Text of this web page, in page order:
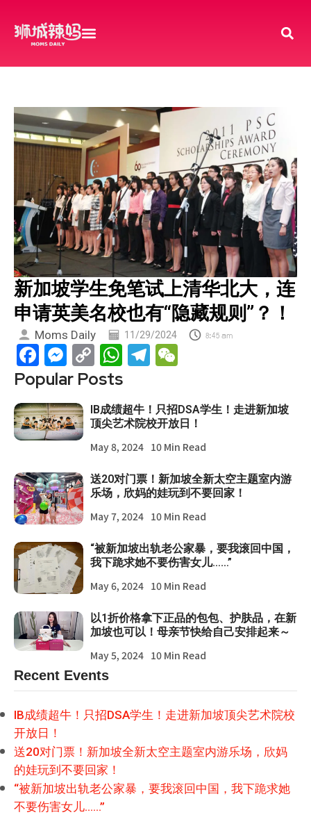
新加坡学生免笔试上清华北大，连
申请英美名校也有“隐藏规则”？！
Moms Daily 11/29/2024 8:45 am
Facebook
Messenger
Copy
Link
WhatsApp
Telegram
Popular Posts
IB成绩超牛！只招DSA学生！走进新加坡
顶尖艺术院校开放日！
May 8, 2024 10 Min Read
送20对门票！新加坡全新太空主题室内游
乐场，欣妈的娃玩到不要回家！
May 7, 2024 10 Min Read
“被新加坡出轨老公家暴，要我滚回中国，
我下跪求她不要伤害女儿……”
May 6, 2024 10 Min Read
以1折价格拿下正品的包包、护肤品，在新
加坡也可以！母亲节快给自己安排起来～
May 5, 2024 10 Min Read
Recent Events
IB成绩超牛！只招DSA学生！走进新加坡顶尖艺术院校
开放日！
送20对门票！新加坡全新太空主题室内游乐场，欣妈
的娃玩到不要回家！
“被新加坡出轨老公家暴，要我滚回中国，我下跪求她
不要伤害女儿……”